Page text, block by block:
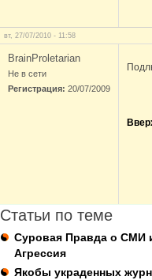
вт, 27/07/2010 - 11:58
BrainProletarian
Не в сети
Регистрация: 20/07/2009
Статьи по теме
Суровая Правда о СМИ
Агрессия
Якобы украденных